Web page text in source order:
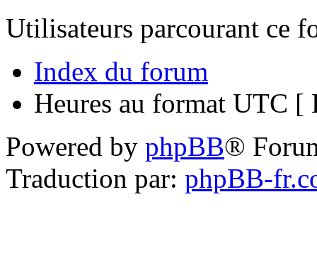
Utilisateurs parcourant ce
Index du forum
Heures au format UTC [
Powered by phpBB®
Traduction par: phpBB-